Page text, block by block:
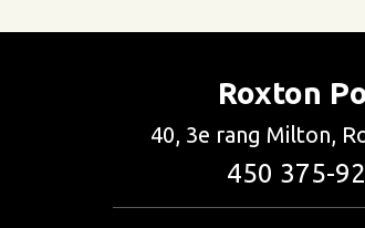
Roxton
40, 3e rang Milton,
450 375-